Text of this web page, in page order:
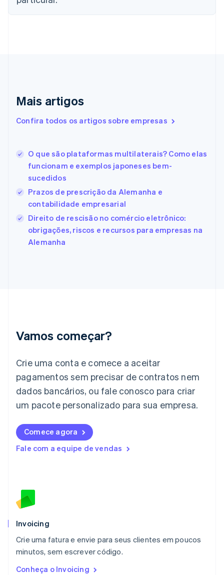
Mais artigos
Confira todos os artigos sobre empresas
O que são plataformas multilaterais? Como elas
funcionam e exemplos japoneses bem-
sucedidos
Prazos de prescrição da Alemanha e
contabilidade empresarial
Direito de rescisão no comércio eletrônico:
obrigações, riscos e recursos para empresas na
Alemanha
Vamos começar?
Crie uma conta e comece a aceitar
pagamentos sem precisar de contratos nem
dados bancários, ou fale conosco para criar
um pacote personalizado para sua empresa.
Comece agora
Fale com a equipe de vendas
Invoicing
Crie uma fatura e envie para seus clientes em poucos
minutos, sem escrever código.
Conheça o Invoicing
Eslováquia
English
EnglishItaliano
Estados Unidos
EnglishEspañol简体中文
Estônia
Finlândia
EnglishSvenska
França
Gibraltar
English
Itália
Japão
Letônia
English
Liechtenstein
Deutsch English
English
Luxemburgo
FrançaisDeutschEnglish
English
México
Noruega
English
Nova Zelândia
English
NederlandsEnglish